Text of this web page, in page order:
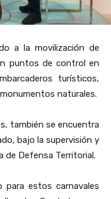
a la movilización de
puntos de control en
turísticos,
naturales.
también se encuentra
bajo la supervisión y
de Defensa Territorial.
para estos carnavales